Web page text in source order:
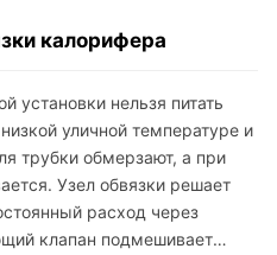
калорифера
установки нельзя питать
уличной температуре и
трубки обмерзают, а при
Узел обвязки решает
расход через
клапан подмешивает